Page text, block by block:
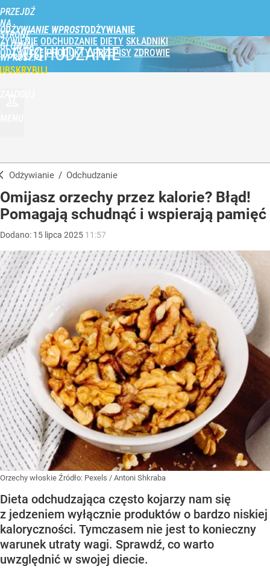
PRZEJDŹ
NA
STRONĘ
GŁÓWNĄ
WPROST.PL
ODŻYWIANIE WPROST
ŻYWIENIE ODCHUDZANIE DIETY SKŁADNIKI
ODŻYWCZE PRODUKTY PRZEPISY ZDROWIE
ODCHUDZANIE
Odżywianie / Odchudzanie
Omijasz orzechy przez kalorie? Błąd!
Pomagają schudnąć i wspierają pamięć
Dodano: 15 lipca 2025 11:57
Orzechy włoskie Źródło: Pexels / Antoni Shkraba
Dieta odchudzająca często kojarzy nam się
z jedzeniem wyłącznie produktów o bardzo niskiej
kaloryczności. Tymczasem nie jest to konieczny
warunek utraty wagi. Sprawdź, co warto
uwzględnić w swojej diecie.